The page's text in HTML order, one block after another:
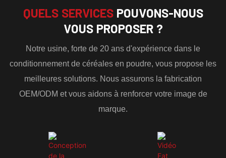
QUELS SERVICESPOUVONS-NOUS
VOUS PROPOSER ?
Notre usine, forte de 20 ans d'expérience dans le
conditionnement de céréales en poudre, vous propose les
meilleures solutions. Nous assurons la fabrication
OEM/ODM et vous aidons à renforcer votre image de
marque.